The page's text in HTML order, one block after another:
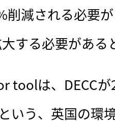
削減される必要
する必要がある
toolは、DECC
いう、英国の環